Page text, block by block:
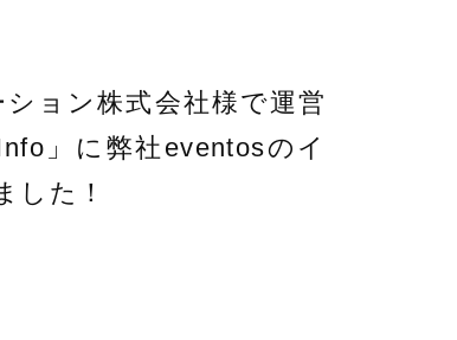
ョン株式会社様で運営
」に弊社eventosのイ
した！